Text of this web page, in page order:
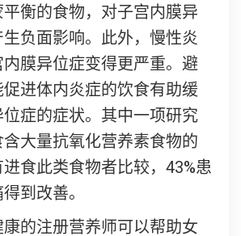
衡的食物，对子宫内膜异
负面影响。此外，慢性炎
膜异位症变得更严重。避
进体内炎症的饮食有助缓
症的症状。其中一项研究
大量抗氧化营养素食物的
食此类食物者比较，43%患
到改善。
的注册营养师可以帮助女